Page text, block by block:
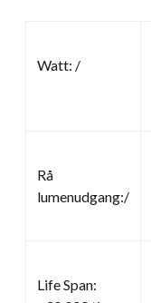
Watt: /
Rå
lumenudgang:/
Life Span: